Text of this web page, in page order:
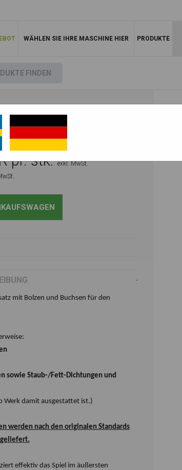
WÄHLEN SIE IHRE MASCHINE HIER PRODUKTE
FINDEN
FÜR
(OHNE KOPF)
pr. stk.exkl. MwSt.
mit Bolzen und Buchsen für den
sowie Staub-/Fett-Dichtungen und
Werk damit ausgestattet ist.)
werden nach den originalen Standards
effektiv das Spiel im äußersten